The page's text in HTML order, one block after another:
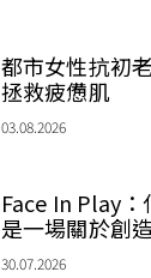
都市女性抗初
拯救疲憊肌
03.08.2026
Face In Play：
是一場關於創
30.07.2026